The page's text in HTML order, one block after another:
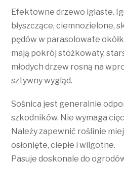
Efektowne drzewo iglaste.
błyszczące, ciemnozielone,
pędów w parasolowate
mają pokrój stożkowaty,
młodych drzew rosną na
sztywny wygląd.
Sośnica jest generalnie
szkodników. Nie wymaga
Należy zapewnić roślinie
osłonięte, ciepłe i wilgotne.
Pasuje doskonale do